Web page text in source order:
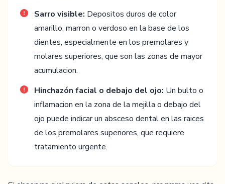
Sarro visible: Depositos duros de color
amarillo, marron o verdoso en la base de los
dientes, especialmente en los premolares y
molares superiores, que son las zonas de mayor
acumulacion.
Hinchazón facial o debajo del ojo: Un bulto o
inflamacion en la zona de la mejilla o debajo del
ojo puede indicar un absceso dental en las raices
de los premolares superiores, que requiere
tratamiento urgente.